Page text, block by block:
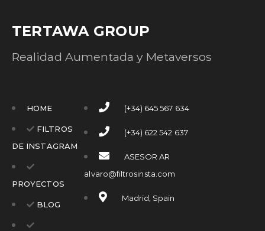
TERTAWA GROUP
Realidad Aumentada y Metaversos
HOME
FILTROS
DE INSTAGRAM
PROYECTOS
BLOG
(+34) 645 567 634
(+34) 622 542 637
ASESOR AR
alvaro@filtrosinsta.com
Madrid, Spain